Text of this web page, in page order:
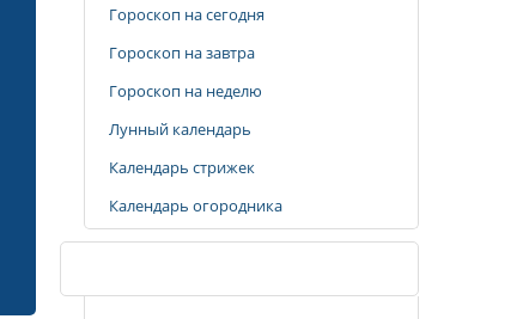
Гороскоп на сегодня
Гороскоп на завтра
Гороскоп на неделю
Лунный календарь
Календарь стрижек
Календарь огородника